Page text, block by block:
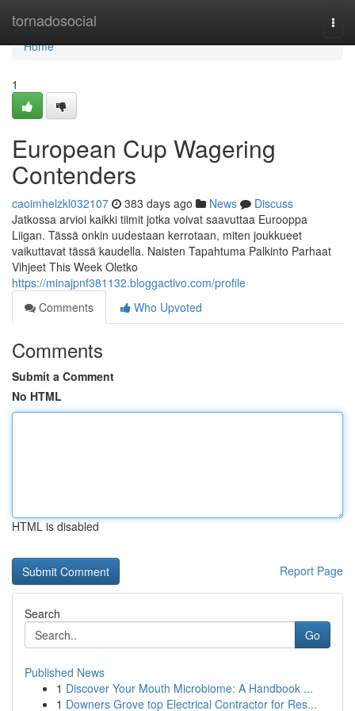
tornadosocial
Home
Home
1
European Cup Wagering
Contenders
caoimhelzkl032107 383 days ago News
Discuss
Jatkossa arvioi kaikki tiimit jotka voivat saavuttaa Eurooppa
Liigan. Tässä onkin uudestaan kerrotaan, miten joukkueet
vaikuttavat tässä kaudella. Naisten Tapahtuma Palkinto Parhaat
Vihjeet This Week Oletko
https://minajpnf381132.bloggactivo.com/profile
Comments
Who Upvoted
Comments
Submit a Comment
No HTML
HTML is disabled
Report Page
Search
Go
Published News
1 Discover Your Mouth Microbiome: A Handbook ...
1 Downers Grove top Electrical Contractor for Res...